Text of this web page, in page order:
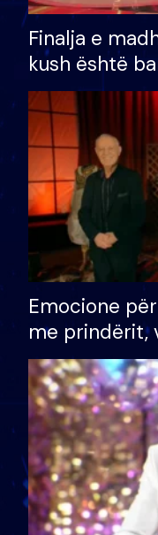
Finalja e
kush është
shtëpinë dhe
të fituar
Emocione
me prindërit,
divorci apo